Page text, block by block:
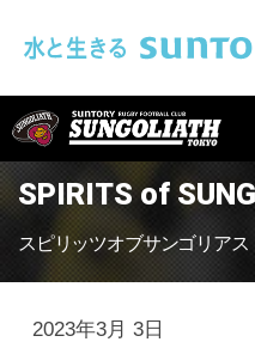
SPIRITS of
スピリッツオブサンゴリアス
2023年3月 3日